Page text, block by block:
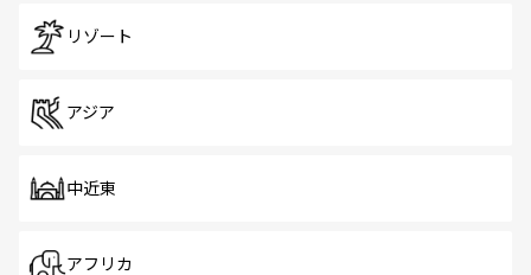
リゾート
アジア
中近東
アフリカ